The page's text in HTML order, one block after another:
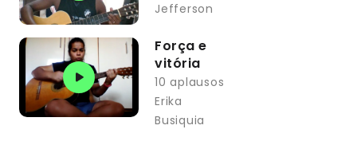
Jefferson
Força e
vitória
10 aplausos
Erika
Busiquia